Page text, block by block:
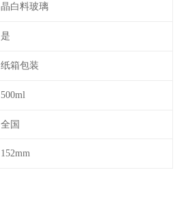
晶白料玻璃
是
纸箱包装
500ml
全国
152mm